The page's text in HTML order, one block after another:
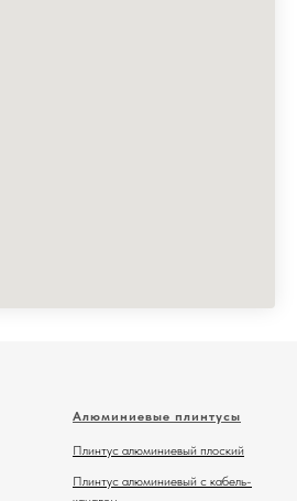
Алюминиевые плинтусы
Плинтус алюминиевый плоский
Плинтус алюминиевый с кабель-